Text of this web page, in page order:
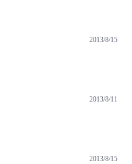
2013/8/15
2013/8/11
2013/8/15